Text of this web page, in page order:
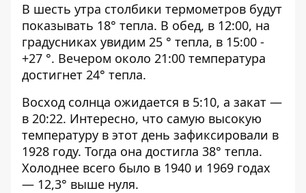
В шесть утра столбики термометров будут
показывать 18° тепла. В обед, в 12:00, на
градусниках увидим 25 ° тепла, в 15:00 -
+27 °. Вечером около 21:00 температура
достигнет 24° тепла.
Восход солнца ожидается в 5:10, а закат —
в 20:22. Интересно, что самую высокую
температуру в этот день зафиксировали в
1928 году. Тогда она достигла 38° тепла.
Холоднее всего было в 1940 и 1969 годах
— 12,3° выше нуля.